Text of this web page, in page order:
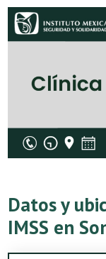
Datos y
IMSS en